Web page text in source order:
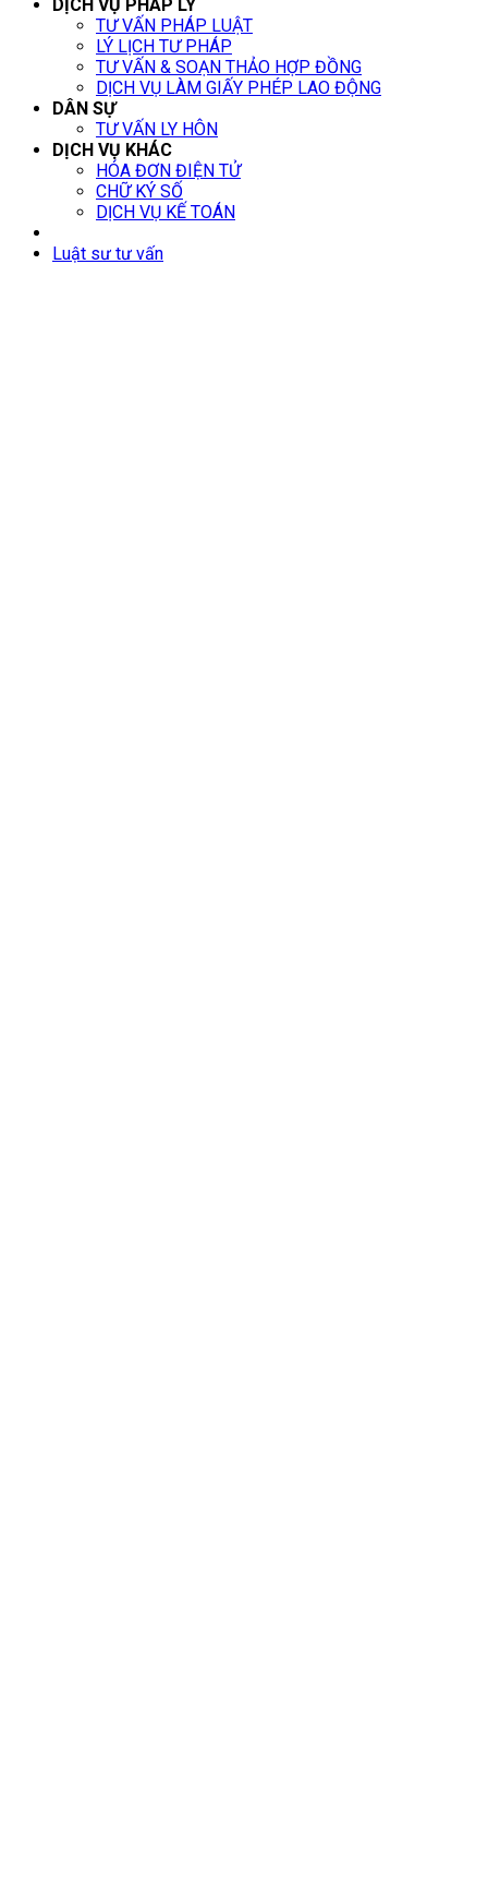
DỊCH VỤ PHÁP LÝ
TƯ VẤN PHÁP LUẬT
LÝ LỊCH TƯ PHÁP
TƯ VẤN & SOẠN THẢO HỢP ĐỒNG
DỊCH VỤ LÀM GIẤY PHÉP LAO ĐỘNG
DÂN SỰ
TƯ VẤN LY HÔN
DỊCH VỤ KHÁC
HÓA ĐƠN ĐIỆN TỬ
CHỮ KÝ SỐ
DỊCH VỤ KẾ TOÁN
Luật sư tư vấn